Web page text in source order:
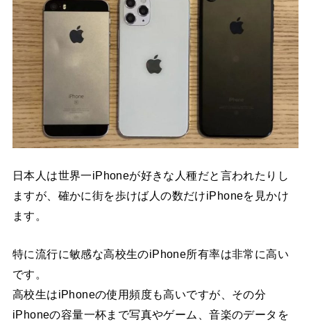
日本人は世界一iPhoneが好きな人種だと言われたりし
ますが、確かに街を歩けば人の数だけiPhoneを見かけ
ます。
特に流行に敏感な高校生のiPhone所有率は非常に高い
です。
高校生はiPhoneの使用頻度も高いですが、その分
iPhoneの容量一杯まで写真やゲーム、音楽のデータを